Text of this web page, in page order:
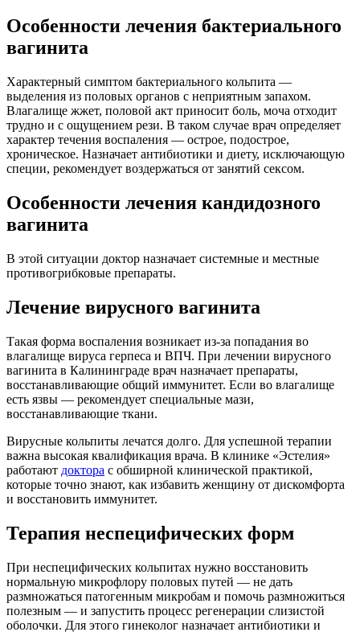
Особенности лечения бактериального
вагинита
Характерный симптом бактериального кольпита —
выделения из половых органов с неприятным запахом.
Влагалище жжет, половой акт приносит боль, моча отходит
трудно и с ощущением рези. В таком случае врач определяет
характер течения воспаления — острое, подострое,
хроническое. Назначает антибиотики и диету, исключающую
специи, рекомендует воздержаться от занятий сексом.
Особенности лечения кандидозного
вагинита
В этой ситуации доктор назначает системные и местные
противогрибковые препараты.
Лечение вирусного вагинита
Такая форма воспаления возникает из-за попадания во
влагалище вируса герпеса и ВПЧ. При лечении вирусного
вагинита в Калининграде врач назначает препараты,
восстанавливающие общий иммунитет. Если во влагалище
есть язвы — рекомендует специальные мази,
восстанавливающие ткани.
Вирусные кольпиты лечатся долго. Для успешной терапии
важна высокая квалификация врача. В клинике «Эстелия»
работают доктора с обширной клинической практикой,
которые точно знают, как избавить женщину от дискомфорта
и восстановить иммунитет.
Терапия неспецифических форм
При неспецифических кольпитах нужно восстановить
нормальную микрофлору половых путей — не дать
размножаться патогенным микробам и помочь размножиться
полезным — и запустить процесс регенерации слизистой
оболочки. Для этого гинеколог назначает антибиотики и